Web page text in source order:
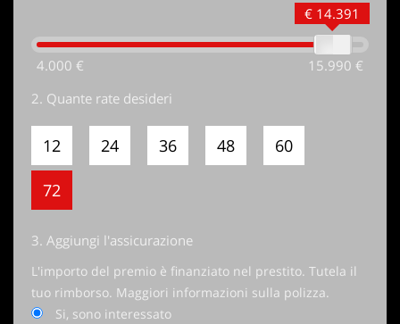
4.000 € 15.990 €
€ 14.391
2. Quante rate desideri
12 24 36 48 60
72
3. Aggiungi l'assicurazione
L'importo del premio è finanziato nel prestito. Tutela il
tuo rimborso. Maggiori informazioni sulla polizza.
Si, sono interessato